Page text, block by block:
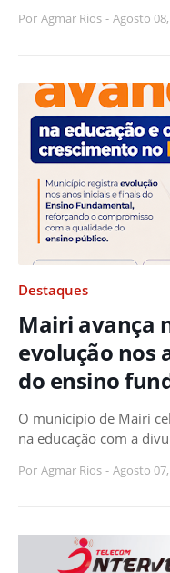
Por Agmar Rios - Agosto
Destaques
Mairi avança
evolução nos
do ensino
O município de Mairi
na educação com a
Por Agmar Rios - Agosto